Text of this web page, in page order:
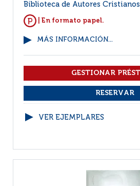
Biblioteca de Autores Cristianos
| En formato papel.
MÁS INFORMACIÓN...
VER EJEMPLARES